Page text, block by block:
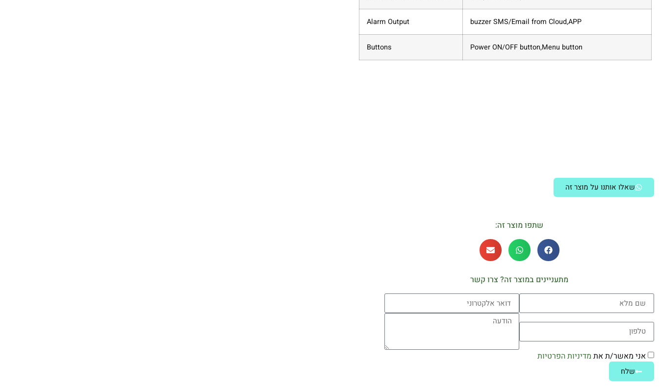
Alarm Output buzzer SMS/Email from Cloud,APP
Buttons Power ON/OFF button,Menu button
שאלו אותנו על מוצר זה
שתפו מוצר זה:
מתעניינים במוצר זה? צרו קשר
אני מאשר/ת את מדיניות הפרטיות
שלח